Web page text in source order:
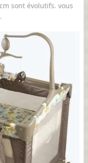
sont évolutifs. vous